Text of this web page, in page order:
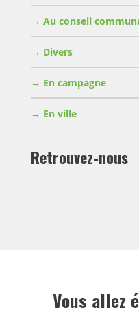
Au conseil
Divers
En campagne
En ville
Retrouvez-nous
Vous allez